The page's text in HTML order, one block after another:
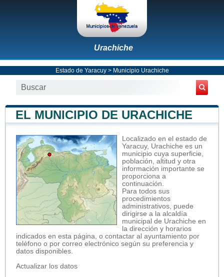
Urachiche
Estado de Yaracuy> Municipio Urachiche
EL MUNICIPIO DE URACHICHE
Localizado en el estado de
Yaracuy, Urachiche es un
municipio cuya superficie,
población, altitud y otra
información importante se
proporciona a
continuación.
Para todos sus
procedimientos
administrativos, puede
dirigirse a la alcaldía
municipal de Urachiche en
la dirección y horarios
indicados en esta página, o contactar al ayuntamiento por
teléfono o por correo electrónico según su preferencia y
datos disponibles.
Actualizar los datos